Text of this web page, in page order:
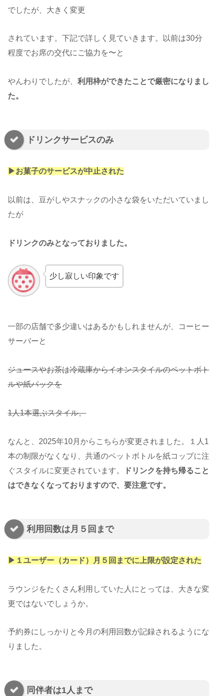
でしたが、大きく変更
されています。下記で詳しく見ていきます。以前は30分
程度でお席の交代にご協力を〜と
やんわりでしたが、 利用枠ができたことで厳密になりまし
た。
ドリンクサービスのみ
▶︎お菓子のサービスが中止された
以前は、豆がしやスナックの小さな袋をいただいていまし
たが
ドリンクのみとなっておりました。
少し寂しい印象です
一部の店舗で多少違いはあるかもしれませんが、コーヒー
サーバーと
ジュースやお茶は冷蔵庫からイオンスタイルのペットボト
ルや紙パックを
1人1本選ぶスタイル。
なんと、2025年10月からこちらが変更されました。１人1
本の制限がなくなり、共通のペットボトルを紙コップに注
ぐスタイルに変更されています。
ドリンクを持ち帰ること
はできなくなっておりますので、要注意です。
利用回数は月５回まで
▶︎１ユーザー（カード）月５回までに上限が設定された
ラウンジをたくさん利用していた人にとっては、大きな変
更ではないでしょうか。
予約券にしっかりと今月の利用回数が記録されるようにな
りました。
同伴者は1人まで